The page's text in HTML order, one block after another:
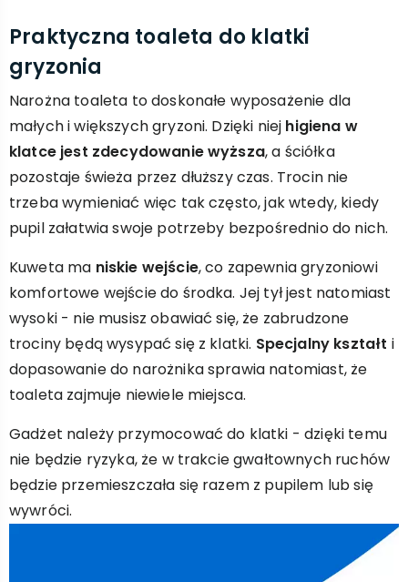
Praktyczna toaleta do klatki
gryzonia
Narożna toaleta to doskonałe wyposażenie dla
małych i większych gryzoni. Dzięki niej higiena w
klatce jest zdecydowanie wyższa, a ściółka
pozostaje świeża przez dłuższy czas. Trocin nie
trzeba wymieniać więc tak często, jak wtedy, kiedy
pupil załatwia swoje potrzeby bezpośrednio do nich.
Kuweta ma niskie wejście, co zapewnia gryzoniowi
komfortowe wejście do środka. Jej tył jest natomiast
wysoki - nie musisz obawiać się, że zabrudzone
trociny będą wysypać się z klatki. Specjalny kształt i
dopasowanie do narożnika sprawia natomiast, że
toaleta zajmuje niewiele miejsca.
Gadżet należy przymocować do klatki - dzięki temu
nie będzie ryzyka, że w trakcie gwałtownych ruchów
będzie przemieszczała się razem z pupilem lub się
wywróci.